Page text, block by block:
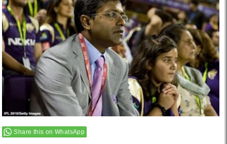
Share this on WhatsApp